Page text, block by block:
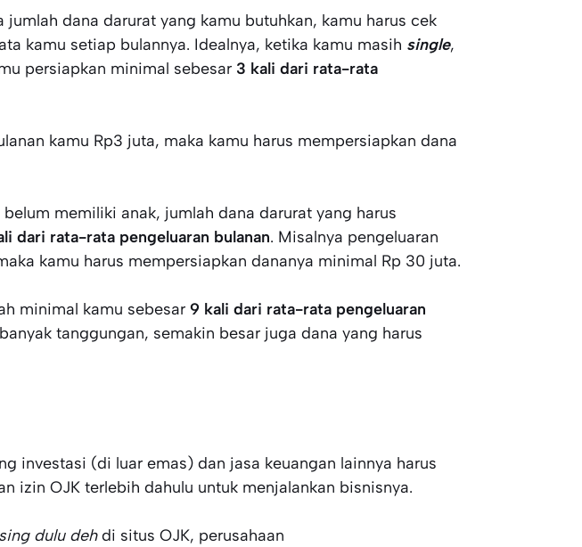
dana darurat yang kamu butuhkan, kamu harus cek
kamu setiap bulannya. Idealnya, ketika kamu masih single,
persiapkan minimal sebesar 3 kali dari rata-rata
kamu Rp3 juta, maka kamu harus mempersiapkan dana
memiliki anak, jumlah dana darurat yang harus
dari rata-rata pengeluaran bulanan. Misalnya pengeluaran
kamu harus mempersiapkan dananya minimal Rp 30 juta.
minimal kamu sebesar 9 kali dari rata-rata pengeluaran
tanggungan, semakin besar juga dana yang harus
investasi (di luar emas) dan jasa keuangan lainnya harus
izin OJK terlebih dahulu untuk menjalankan bisnisnya.
dulu dehdi situs OJK, perusahaan